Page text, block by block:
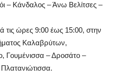
– Κάνδαλος – Άνω Βελίτσες –
τις ώρες 9:00 έως 15:00, στην
Καλαβρύτων,
Γουμένισσα – Δροσάτο –